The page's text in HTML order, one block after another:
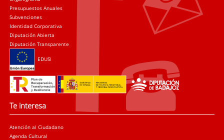
Presupuestos Anuales
Subvenciones
Identidad Corporativa
Diputación Abierta
Diputación Transparente
EDUSI
Te interesa
Atención al Ciudadano
Agenda Cultural